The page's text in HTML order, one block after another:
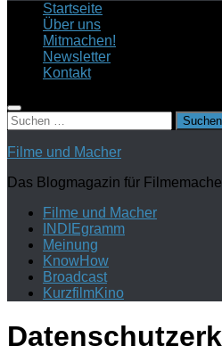
Startseite
Über uns
Mitmachen!
Newsletter
Kontakt
Suchen
nach:
Filme und Macher
Das Blogmagazin für
Filme und Macher
INDIEgramm
Meinung
KnowHow
Broadcast
KurzfilmKino